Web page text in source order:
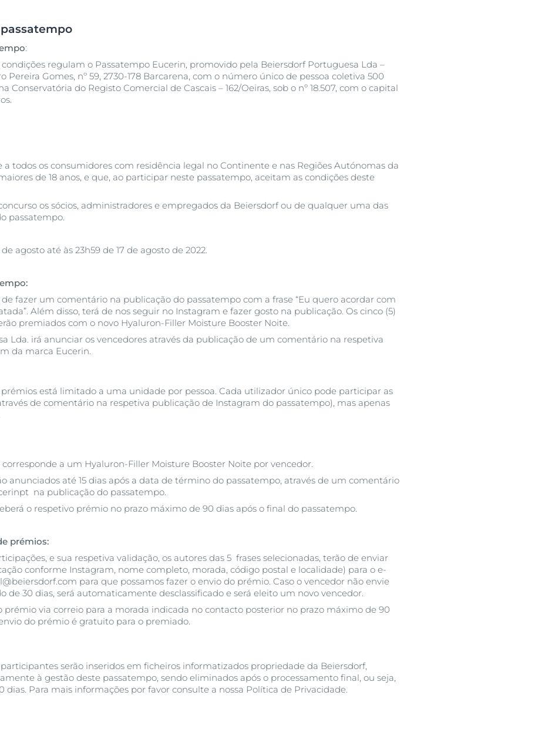
com tendência
Proteção solar
Q10 Active
Anti-Pigment
Pele com tendência acneica
DermoPure Clinical Sérum Triplo Efeito
40 ml
Antirrugas
Primeiros sinais de envelhecimento
30 ml
:
regulam o Passatempo Eucerin, promovido pela Beiersdorf Portuguesa Lda –
Pereira Gomes, nº 59, 2730-178 Barcarena, com o número único de pessoa coletiva 500
Conservatória do Registo Comercial de Cascais – 162/Oeiras, sob o nº 18.507, com o capital
a todos os consumidores com residência legal no Continente e nas Regiões Autónomas da
de 18 anos, e que, ao participar neste passatempo, aceitam as condições deste
os sócios, administradores e empregados da Beiersdorf ou de qualquer uma das
passatempo.
agosto até às 23h59 de 17 de agosto de 2022.
fazer um comentário na publicação do passatempo com a frase “Eu quero acordar com
Além disso, terá de nos seguir no Instagram e fazer gosto na publicação. Os cinco (5)
premiados com o novo Hyaluron-Filler Moisture Booster Noite.
Lda. irá anunciar os vencedores através da publicação de um comentário na respetiva
da marca Eucerin.
está limitado a uma unidade por pessoa. Cada utilizador único pode participar as
de comentário na respetiva publicação de Instagram do passatempo), mas apenas
a um Hyaluron-Filler Moisture Booster Noite por vencedor.
anunciados até 15 dias após a data de término do passatempo, através de um comentário
na publicação do passatempo.
o respetivo prémio no prazo máximo de 90 dias após o final do passatempo.
prémios:
e sua respetiva validação, os autores das 5 frases selecionadas, terão de enviar
conforme Instagram, nome completo, morada, código postal e localidade) para o e-
para que possamos fazer o envio do prémio. Caso o vencedor não envie
de 30 dias, será automaticamente desclassificado e será eleito um novo vencedor.
prémio via correio para a morada indicada no contacto posterior no prazo máximo de 90
do prémio é gratuito para o premiado.
participantes serão inseridos em ficheiros informatizados propriedade da Beiersdorf,
à gestão deste passatempo, sendo eliminados após o processamento final, ou seja,
dias. Para mais informações por favor consulte a nossa Política de Privacidade.